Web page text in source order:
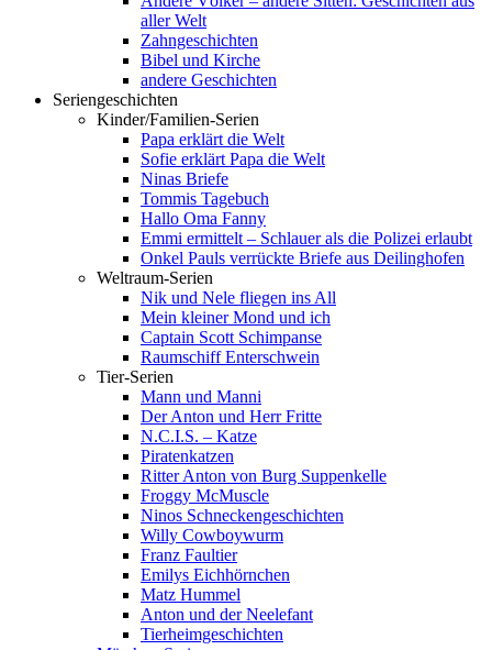
aller Welt
Zahngeschichten
Bibel und Kirche
andere Geschichten
Seriengeschichten
Kinder/Familien-Serien
Papa erklärt die Welt
Sofie erklärt Papa die Welt
Ninas Briefe
Tommis Tagebuch
Hallo Oma Fanny
Emmi ermittelt – Schlauer als die Polizei erlaubt
Onkel Pauls verrückte Briefe aus Deilinghofen
Weltraum-Serien
Nik und Nele fliegen ins All
Mein kleiner Mond und ich
Captain Scott Schimpanse
Raumschiff Enterschwein
Tier-Serien
Mann und Manni
Der Anton und Herr Fritte
N.C.I.S. – Katze
Piratenkatzen
Ritter Anton von Burg Suppenkelle
Froggy McMuscle
Ninos Schneckengeschichten
Willy Cowboywurm
Franz Faultier
Emilys Eichhörnchen
Matz Hummel
Anton und der Neelefant
Tierheimgeschichten